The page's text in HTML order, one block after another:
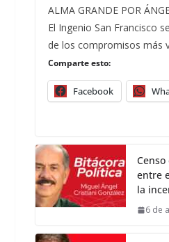
ALMA GRANDE POR
El Ingenio San Francisco
de los compromisos más
Comparte esto:
Facebook
entre
la
6 de